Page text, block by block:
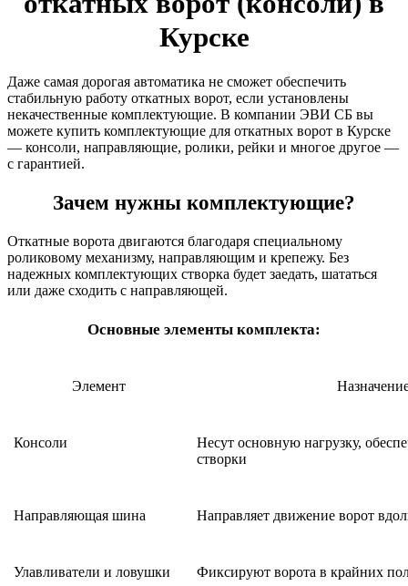
Курске
Даже самая дорогая автоматика не сможет обеспечить
стабильную работу откатных ворот, если установлены
некачественные комплектующие. В компании ЭВИ СБ вы
можете купить комплектующие для откатных ворот в Курске
— консоли, направляющие, ролики, рейки и многое другое —
с гарантией.
Зачем нужны комплектующие?
Откатные ворота двигаются благодаря специальному
роликовому механизму, направляющим и крепежу. Без
надежных комплектующих створка будет заедать, шататься
или даже сходить с направляющей.
Основные элементы комплекта:
Элемент
Консоли
Несут основную нагрузку,
створки
Направляющая шина Направляет движение ворот
Улавливатели и ловушки Фиксируют ворота в крайних